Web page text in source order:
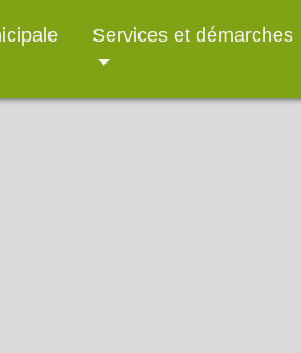
Services et démarches